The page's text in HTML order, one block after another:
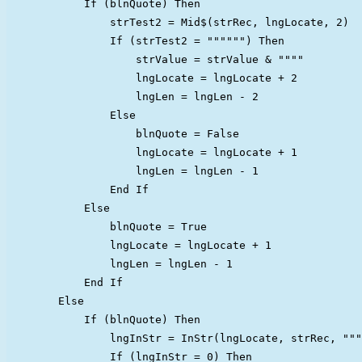
            If (blnQuote) Then
                strTest2 = Mid$(strRec, lngLocate, 2)
                If (strTest2 = """""") Then
                    strValue = strValue & """"
                    lngLocate = lngLocate + 2
                    lngLen = lngLen - 2
                Else
                    blnQuote = False
                    lngLocate = lngLocate + 1
                    lngLen = lngLen - 1
                End If
            Else
                blnQuote = True
                lngLocate = lngLocate + 1
                lngLen = lngLen - 1
            End If
        Else
            If (blnQuote) Then
lngInStr = InStr(lngLocate, strRec,
                If (lngInStr = 0) Then